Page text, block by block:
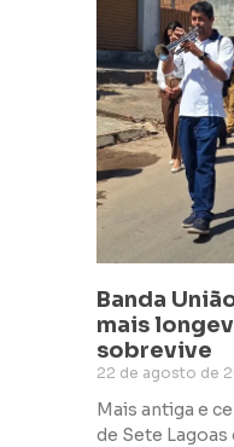
Banda
mais
sobrevive
22 de agosto de
Mais antiga e
de Sete